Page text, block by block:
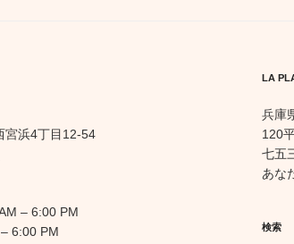
宮浜4丁目12-54
– 6:00 PM
6:00 PM
LA
兵庫
120
七五
あな
検索